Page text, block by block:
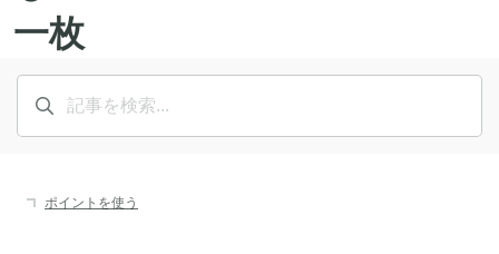
ポイントを使う